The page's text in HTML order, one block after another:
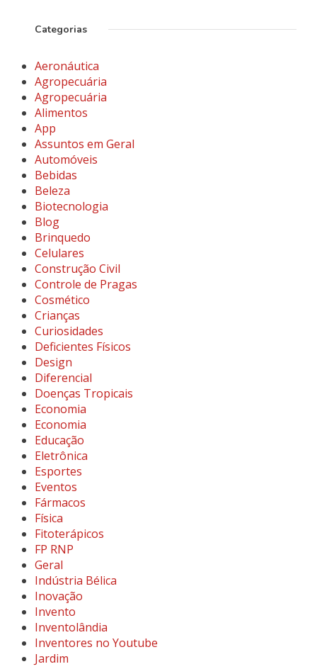
Categorias
Aeronáutica
Agropecuária
Agropecuária
Alimentos
App
Assuntos em Geral
Automóveis
Bebidas
Beleza
Biotecnologia
Blog
Brinquedo
Celulares
Construção Civil
Controle de Pragas
Cosmético
Crianças
Curiosidades
Deficientes Físicos
Design
Diferencial
Doenças Tropicais
Economia
Economia
Educação
Eletrônica
Esportes
Eventos
Fármacos
Física
Fitoterápicos
FP RNP
Geral
Indústria Bélica
Inovação
Invento
Inventolândia
Inventores no Youtube
Jardim